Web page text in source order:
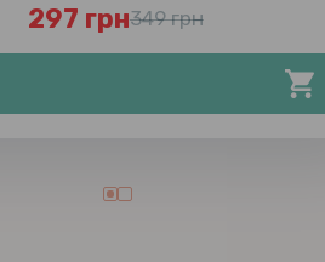
297 грн349 грн